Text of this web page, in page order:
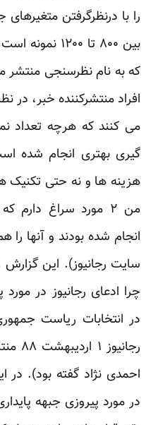
را با درنظرگرفتن
بین ۸۰۰ تا
که به نام نظرسنجی منتشر
افراد منتشرکننده خبر، در
می کنند که هرچه تعداد
گیری بهتری انجام شده
هزینه ها و نه حتی تکنیک
من ۲ مورد سراغ
انجام شده بودند و آنها
سایت رجانیوز). این گزارش
در انتخابات ریاست
احمدی نژاد گفته بود). در
در مورد پیروزی جبهه